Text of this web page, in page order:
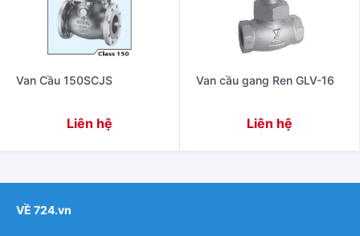
Van Cầu 150SCJS
Liên hệ
Van cầu gang Ren GLV-16
Liên hệ
VỀ 724.vn